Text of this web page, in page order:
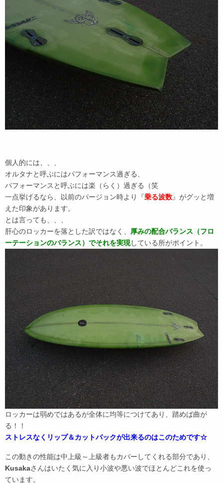
個人的には、、、
オルタナと呼ぶにはパフォーマンス過ぎる、
パフォーマンスと呼ぶには楽（らく）過ぎる（笑
一点挙げるなら、以前のバージョン時より『乗る波数』がグッと増
えた印象があります。
とは言っても、、、
肝心のロッカーを落とした訳ではなく、 厚みの配合バランス（フロ
ーテーションのバランス）でそれを実現している所がポイント。
ロッカーは弱めではあるが全体に均等につけてあり、踏めば曲が
る！！
ストレスなくリップ＆カットバックが出来るのはこのためです☆
この動きの性能は中上級～上級者もカバーしてくれる部分であり、
Kusakaさんはいたく気に入り小波や悪い波でほとんどこれを使っ
ています。